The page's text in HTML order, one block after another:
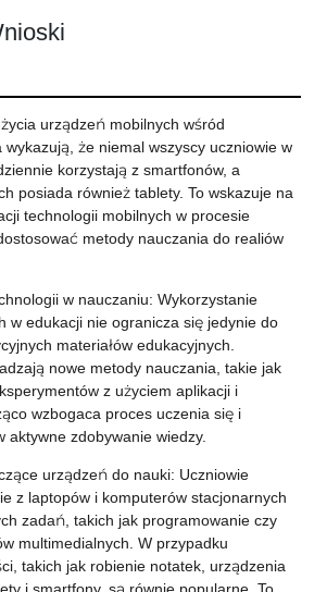
urządzeń mobilnych wśród
wykazują, że niemal wszyscy uczniowie w
korzystają z smartfonów, a
posiada również tablety. To wskazuje na
technologii mobilnych w procesie
metody nauczania do realiów
w nauczaniu: Wykorzystanie
w edukacji nie ogranicza się jedynie do
materiałów edukacyjnych.
nowe metody nauczania, takie jak
z użyciem aplikacji i
wzbogaca proces uczenia się i
aktywne zdobywanie wiedzy.
urządzeń do nauki: Uczniowie
z laptopów i komputerów stacjonarnych
zadań, takich jak programowanie czy
multimedialnych. W przypadku
takich jak robienie notatek, urządzenia